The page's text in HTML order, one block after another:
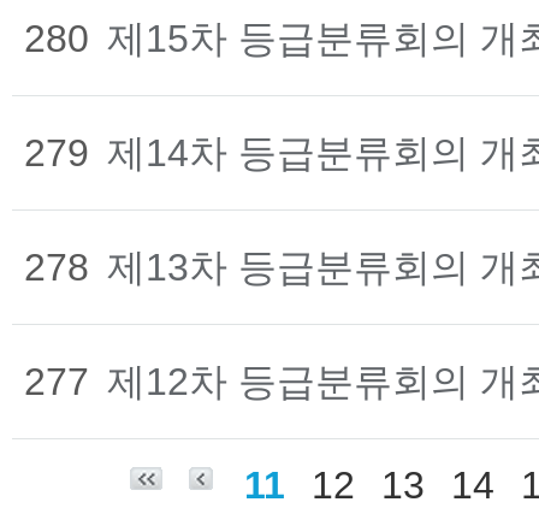
280 제15차 등급분류회의 개
279 제14차 등급분류회의 개
278 제13차 등급분류회의 개
277 제12차 등급분류회의 개
11 12 13 14